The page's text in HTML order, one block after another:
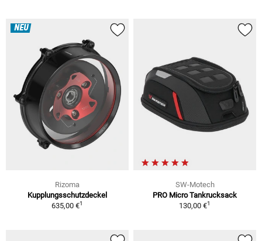
NEU
Rizoma
Kupplungsschutzdeckel
635,00 €1
SW-Motech
PRO Micro Tankrucksack
130,00 €1